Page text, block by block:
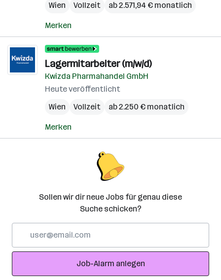
Wien
Vollzeit ab 2.571,94 € monatlich
Merken
Lagermitarbeiter (m/w/d)
Kwizda Pharmahandel GmbH
Heute veröffentlicht
Wien
Vollzeit ab 2.250 € monatlich
Merken
Sollen wir dir neue Jobs für genau diese
Suche schicken?
Adresse
Job-Alarm anlegen